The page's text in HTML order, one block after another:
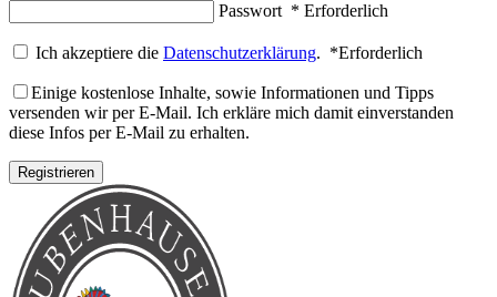
Passwort * Erforderlich
Ich akzeptiere die Datenschutzerklärung. *Erforderlich
Einige kostenlose Inhalte, sowie Informationen und Tipps
versenden wir per E-Mail. Ich erkläre mich damit einverstanden
diese Infos per E-Mail zu erhalten.
Registrieren